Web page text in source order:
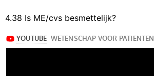
4.38 Is ME/cvs besmettelijk?